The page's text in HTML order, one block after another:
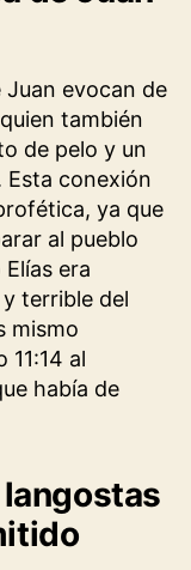
Juan evocan de
también
de pelo y un
Esta conexión
ya que
al pueblo
era
terrible del
mismo
al
había de